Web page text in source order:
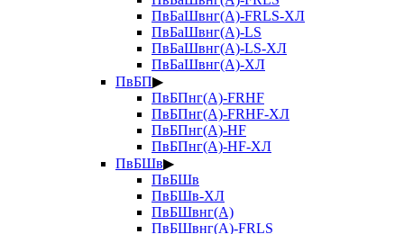
ПвБаШвнг(А)-FRLS-ХЛ
ПвБаШвнг(А)-LS
ПвБаШвнг(А)-LS-ХЛ
ПвБаШвнг(А)-ХЛ
ПвБП▶
ПвБПнг(А)-FRHF
ПвБПнг(А)-FRHF-ХЛ
ПвБПнг(А)-HF
ПвБПнг(А)-HF-ХЛ
ПвБШв▶
ПвБШв
ПвБШв-ХЛ
ПвБШвнг(А)
ПвБШвнг(А)-FRLS